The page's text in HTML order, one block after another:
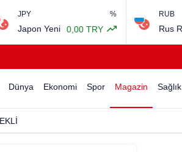
%
TRY
%
Rus Rublesi 0,00 TRY
Dünya Ekonomi Spor Magazin Sağlık